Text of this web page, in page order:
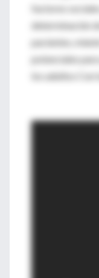
factores
determinación
pacientes,
potenciales
los adultos Con